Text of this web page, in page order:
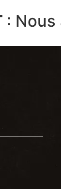
: Nous